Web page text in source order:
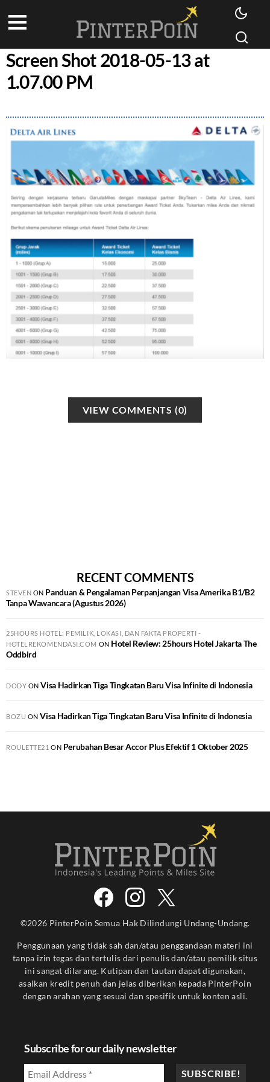
Screen Shot 2018-05-13 at
1.07.00 PM
VIEW COMMENTS (0)
RECENT COMMENTS
STEVEN ON Panduan & Pengalaman Perpanjangan Visa Amerika B1/B2
Tanpa Wawancara (Agustus 2026)
25HOURS HOTEL: PEMILIK, LOKASI, DAN FAKTA PROPERTI -
HOTELREKOMENDASI.COM ON Hotel Review: 25hours Hotel Jakarta The
Oddbird
DODY ONVisa Hadirkan Tiga Tingkatan Baru Visa Infinite di Indonesia
BOZU ONVisa Hadirkan Tiga Tingkatan Baru Visa Infinite di Indonesia
ROULETTE21 ON Perubahan Besar Accor Plus Efektif 1 Oktober 2025
©2026 PinterPoin Semua Hak Dilindungi Undang-Undang.
Penggunaan yang tidak sah dan/atau penggandaan materi ini
tanpa izin tegas dan tertulis dari penulis dan/atau pemilik situs
ini sangat dilarang. Kutipan dan tautan dapat digunakan,
asalkan kredit penuh dan jelas diberikan kepada PinterPoin
dengan arahan yang sesuai dan spesifik untuk konten asli.
Subscribe for our daily newsletter